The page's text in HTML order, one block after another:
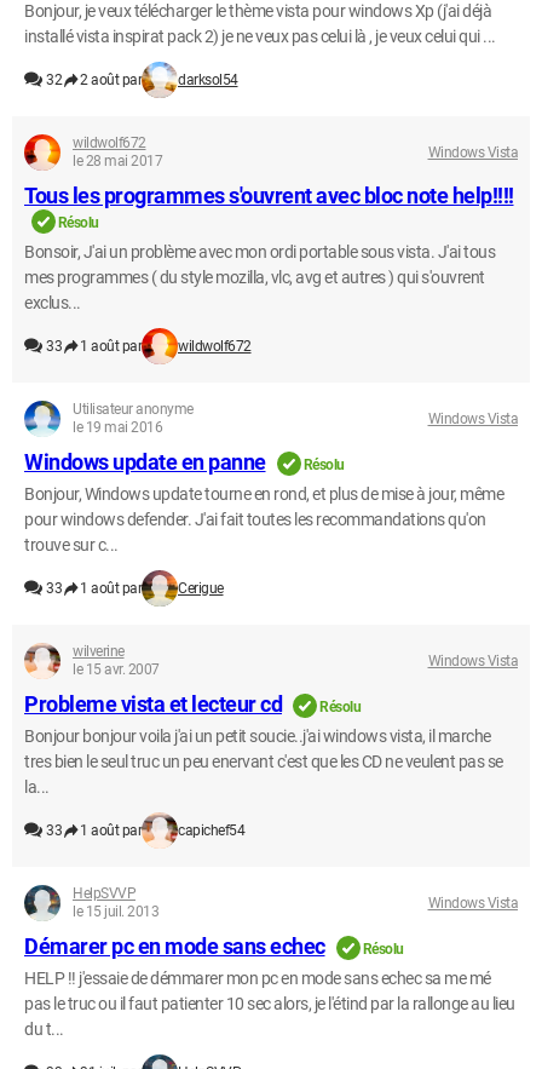
Bonjour, je veux télécharger le thème vista pour windows Xp (j'ai déjà
installé vista inspirat pack 2) je ne veux pas celui là , je veux celui qui ...
32 2 août par darksol54
wildwolf672
le 28 mai 2017
Windows Vista
Tous les programmes s'ouvrent avec bloc note help!!!!
Résolu
Bonsoir, J'ai un problème avec mon ordi portable sous vista. J'ai tous
mes programmes ( du style mozilla, vlc, avg et autres ) qui s'ouvrent
exclus...
33 1 août par wildwolf672
Utilisateur anonyme
le 19 mai 2016
Windows Vista
Windows update en panne Résolu
Bonjour, Windows update tourne en rond, et plus de mise à jour, même
pour windows defender. J'ai fait toutes les recommandations qu'on
trouve sur c...
33 1 août par Cerigue
wilverine
le 15 avr. 2007
Windows Vista
Probleme vista et lecteur cd Résolu
Bonjour bonjour voila j'ai un petit soucie..j'ai windows vista, il marche
tres bien le seul truc un peu enervant c'est que les CD ne veulent pas se
la...
33 1 août par capichef54
HelpSVVP
le 15 juil. 2013
Windows Vista
Démarer pc en mode sans echec Résolu
HELP !! j'essaie de démmarer mon pc en mode sans echec sa me mé
pas le truc ou il faut patienter 10 sec alors, je l'étind par la rallonge au lieu
du t...